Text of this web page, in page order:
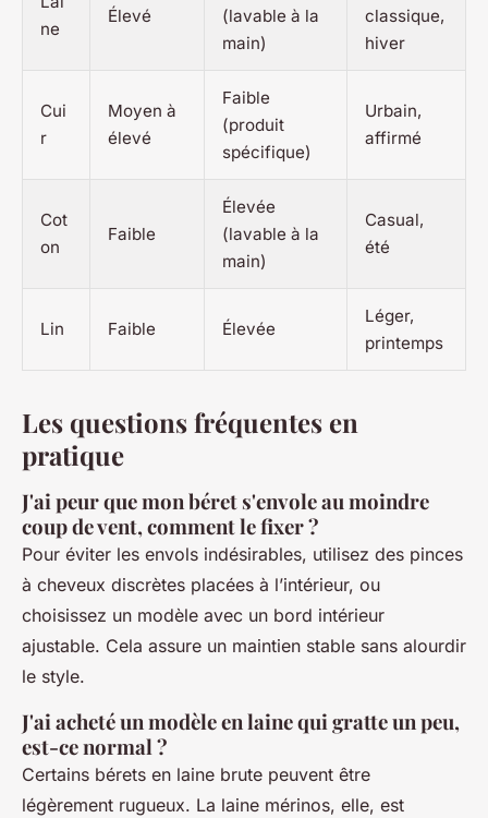
ne
Élevé
(lavable à la
main)
classique,
hiver
Cui
r
Moyen à
élevé
Faible
(produit
spécifique)
Urbain,
affirmé
Cot
on
Faible
Élevée
(lavable à la
main)
Casual,
été
Lin Faible Élevée
Léger,
printemps
Les questions fréquentes en
pratique
J'ai peur que mon béret s'envole au moindre
coup de vent, comment le fixer ?
Pour éviter les envols indésirables, utilisez des pinces
à cheveux discrètes placées à l’intérieur, ou
choisissez un modèle avec un bord intérieur
ajustable. Cela assure un maintien stable sans alourdir
le style.
J'ai acheté un modèle en laine qui gratte un peu,
est-ce normal ?
Certains bérets en laine brute peuvent être
légèrement rugueux. La laine mérinos, elle, est